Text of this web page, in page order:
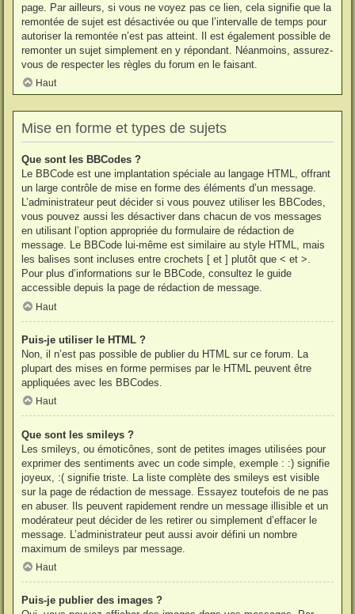
page. Par ailleurs, si vous ne voyez pas ce lien, cela signifie que la
remontée de sujet est désactivée ou que l’intervalle de temps pour
autoriser la remontée n’est pas atteint. Il est également possible de
remonter un sujet simplement en y répondant. Néanmoins, assurez-
vous de respecter les règles du forum en le faisant.
Haut
Mise en forme et types de sujets
Que sont les BBCodes ?
Le BBCode est une implantation spéciale au langage HTML, offrant
un large contrôle de mise en forme des éléments d’un message.
L’administrateur peut décider si vous pouvez utiliser les BBCodes,
vous pouvez aussi les désactiver dans chacun de vos messages
en utilisant l’option appropriée du formulaire de rédaction de
message. Le BBCode lui-même est similaire au style HTML, mais
les balises sont incluses entre crochets [ et ] plutôt que < et >.
Pour plus d’informations sur le BBCode, consultez le guide
accessible depuis la page de rédaction de message.
Haut
Puis-je utiliser le HTML ?
Non, il n’est pas possible de publier du HTML sur ce forum. La
plupart des mises en forme permises par le HTML peuvent être
appliquées avec les BBCodes.
Haut
Que sont les smileys ?
Les smileys, ou émoticônes, sont de petites images utilisées pour
exprimer des sentiments avec un code simple, exemple : :) signifie
joyeux, :( signifie triste. La liste complète des smileys est visible
sur la page de rédaction de message. Essayez toutefois de ne pas
en abuser. Ils peuvent rapidement rendre un message illisible et un
modérateur peut décider de les retirer ou simplement d’effacer le
message. L’administrateur peut aussi avoir défini un nombre
maximum de smileys par message.
Haut
Puis-je publier des images ?